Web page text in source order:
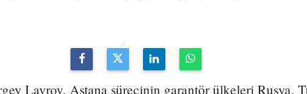
Lavrov, Astana sürecinin garantör ülkeleri Rusya,